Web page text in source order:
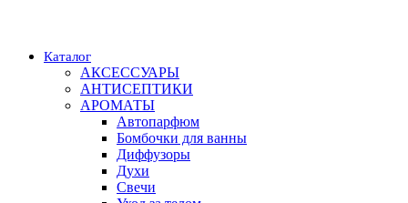
Каталог
АКСЕССУАРЫ
АНТИСЕПТИКИ
АРОМАТЫ
Автопарфюм
Бомбочки для ванны
Диффузоры
Духи
Свечи